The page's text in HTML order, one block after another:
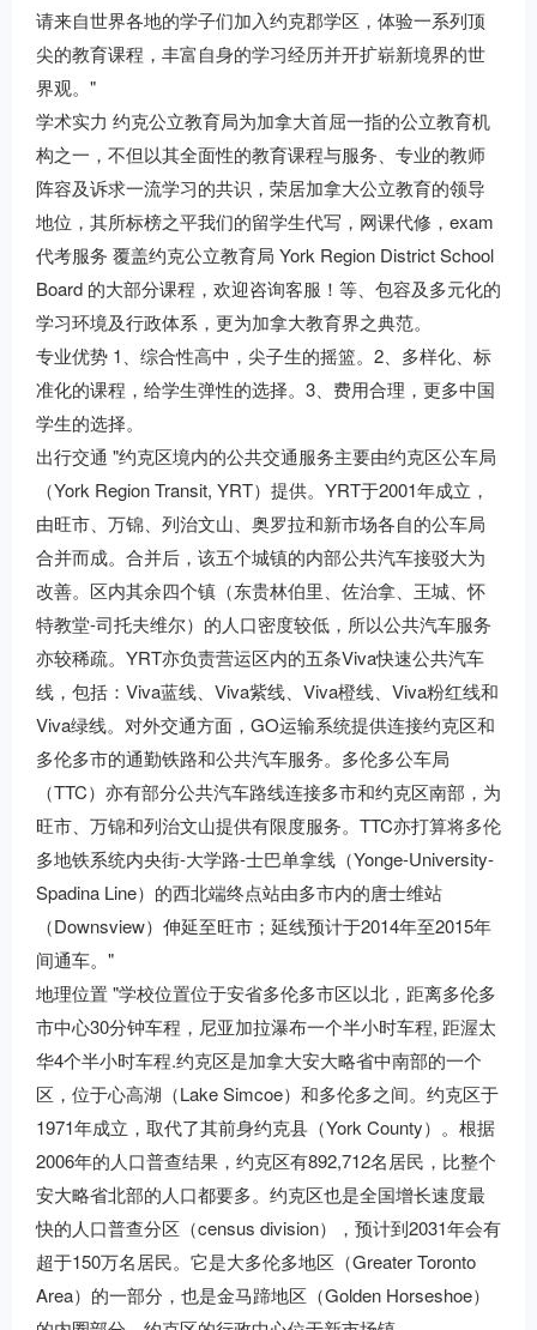
请来自世界各地的学子们加入约克郡学区，体验一系列顶
尖的教育课程，丰富自身的学习经历并开扩崭新境界的世
界观。"
学术实力 约克公立教育局为加拿大首屈一指的公立教育机
构之一，不但以其全面性的教育课程与服务、专业的教师
阵容及诉求一流学习的共识，荣居加拿大公立教育的领导
地位，其所标榜之平我们的留学生代写，网课代修，exam
代考服务 覆盖约克公立教育局 York Region District School
Board 的大部分课程，欢迎咨询客服！等、包容及多元化的
学习环境及行政体系，更为加拿大教育界之典范。
专业优势 1、综合性高中，尖子生的摇篮。2、多样化、标
准化的课程，给学生弹性的选择。3、费用合理，更多中国
学生的选择。
出行交通 "约克区境内的公共交通服务主要由约克区公车局
（York Region Transit, YRT）提供。YRT于2001年成立，
由旺市、万锦、列治文山、奥罗拉和新市场各自的公车局
合并而成。合并后，该五个城镇的内部公共汽车接驳大为
改善。区内其余四个镇（东贵林伯里、佐治拿、王城、怀
特教堂-司托夫维尔）的人口密度较低，所以公共汽车服务
亦较稀疏。YRT亦负责营运区内的五条Viva快速公共汽车
线，包括：Viva蓝线、Viva紫线、Viva橙线、Viva粉红线和
Viva绿线。对外交通方面，GO运输系统提供连接约克区和
多伦多市的通勤铁路和公共汽车服务。多伦多公车局
（TTC）亦有部分公共汽车路线连接多市和约克区南部，为
旺市、万锦和列治文山提供有限度服务。TTC亦打算将多伦
多地铁系统内央街-大学路-士巴单拿线（Yonge-University-
Spadina Line）的西北端终点站由多市内的唐士维站
（Downsview）伸延至旺市；延线预计于2014年至2015年
间通车。"
地理位置 "学校位置位于安省多伦多市区以北，距离多伦多
市中心30分钟车程，尼亚加拉瀑布一个半小时车程, 距渥太
华4个半小时车程.约克区是加拿大安大略省中南部的一个
区，位于心高湖（Lake Simcoe）和多伦多之间。约克区于
1971年成立，取代了其前身约克县（York County）。根据
2006年的人口普查结果，约克区有892,712名居民，比整个
安大略省北部的人口都要多。约克区也是全国增长速度最
快的人口普查分区（census division），预计到2031年会有
超于150万名居民。它是大多伦多地区（Greater Toronto
Area）的一部分，也是金马蹄地区（Golden Horseshoe）